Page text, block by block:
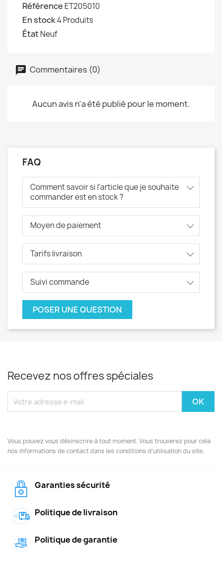
Référence ET205010
En stock4 Produits
ÉtatNeuf
Commentaires (0)
Aucun avis n'a été publié pour le moment.
FAQ
Comment savoir si l'article que je souhaite
commander est en stock ?
Moyen de paiement
Tarifs livraison
Suivi commande
POSER UNE QUESTION
Recevez nos offres spéciales
Vous pouvez vous désinscrire à tout moment. Vous trouverez pour cela
nos informations de contact dans les conditions d'utilisation du site.
Garanties sécurité
Politique de livraison
Politique de garantie